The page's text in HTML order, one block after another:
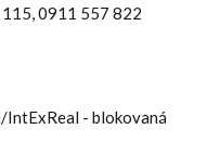
0911 557 822
- blokovaná